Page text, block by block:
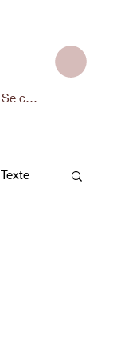
Se connecter
Texte